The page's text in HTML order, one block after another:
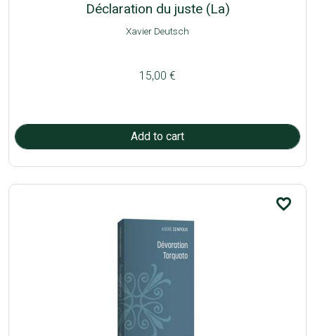
Déclaration du juste (La)
Xavier Deutsch
15,00 €
favorite_border